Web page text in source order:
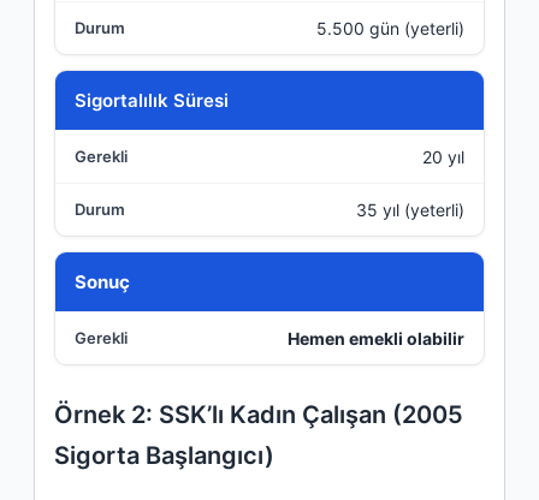
5.500 gün (yeterli)
Sigortalılık Süresi
20 yıl
35 yıl (yeterli)
Sonuç
Hemen emekli olabilir
Örnek 2: SSK’lı Kadın Çalışan (2005
Sigorta Başlangıcı)